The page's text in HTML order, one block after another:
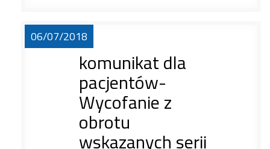
06/07/2018
komunikat dla
pacjentów-
Wycofanie z
obrotu
wskazanych serii